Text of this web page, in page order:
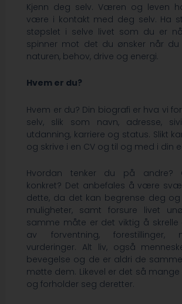
Kjenn deg selv. Væren og leven
være i kontakt med deg selv. Ha
støpslet i selve livet som du er
spinner mot det du ønsker når du
naturen, behov, drive og energi.
Hvem er du?
Hvem er du? Din biografi er hva vi
selv, slik som navn, adresse,
utdanning, karriere og status. Slikt
og skrive i en CV og til og med i din
Hvordan tenker du på andre?
konkret? Det anbefales å være
dette, da det kan begrense deg
muligheter, samt forsure livet
samme måte er det viktig å skrelle
av forventning, forestillinger,
vurderinger. Alt liv, også
bevegelse og de er aldri de
møtte dem. Likevel er det så
og forholder seg deretter.